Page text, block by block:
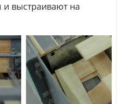
выстраивают на